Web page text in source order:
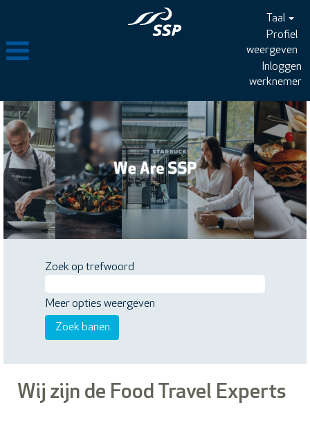
Taal
Profiel
weergeven
Inloggen
werknemer
Zoek op trefwoord
Meer opties weergeven
Wij zijn de Food Travel Experts